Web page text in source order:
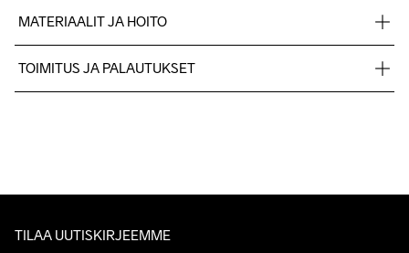
MATERIAALIT JA HOITO
kierrätetty polyesteri, 50% polyuretaani Materiaali 3: 100%
TOIMITUS JA PALAUTUKSET
kysymyksiisi.
TILAA UUTISKIRJEEMME